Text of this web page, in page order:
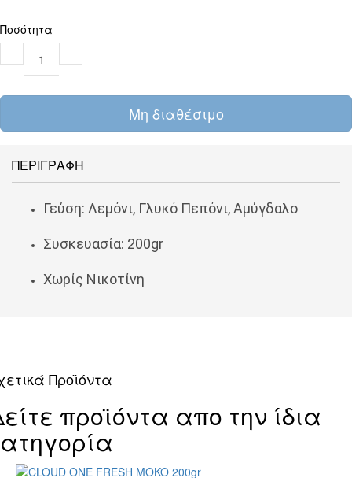
Ποσότητα
Μη διαθέσιμο
ΠΕΡΙΓΡΑΦΗ
Γεύση: Λεμόνι, Γλυκό Πεπόνι, Αμύγδαλο
Συσκευασία: 200gr
Χωρίς Νικοτίνη
Προϊόντα
προϊόντα απο την ίδια